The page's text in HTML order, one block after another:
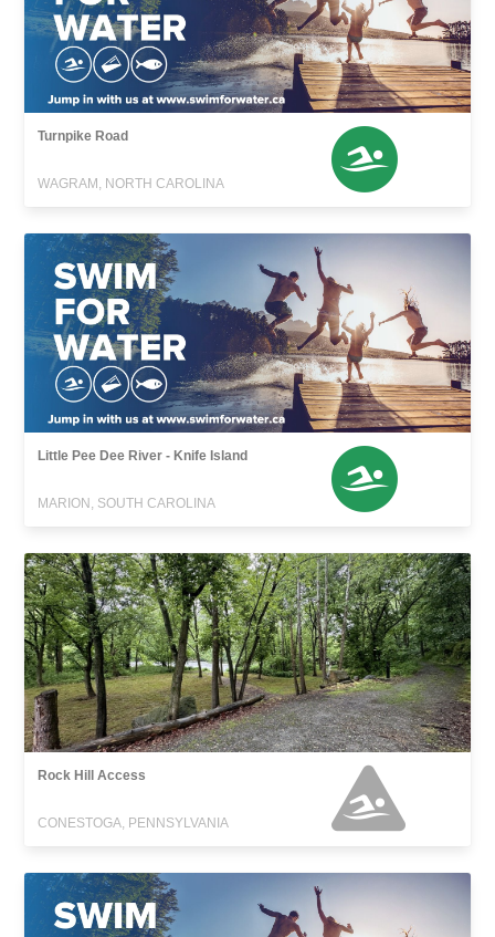
Turnpike Road
WAGRAM, NORTH CAROLINA
Little Pee Dee River - Knife Island
MARION, SOUTH CAROLINA
Rock Hill Access
CONESTOGA, PENNSYLVANIA